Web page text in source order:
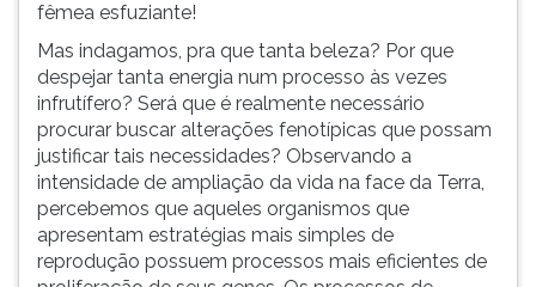
fêmea esfuziante!
Mas indagamos, pra que tanta beleza? Por que
despejar tanta energia num processo às vezes
infrutífero? Será que é realmente necessário
procurar buscar alterações fenotípicas que possam
justificar tais necessidades? Observando a
intensidade de ampliação da vida na face da Terra,
percebemos que aqueles organismos que
apresentam estratégias mais simples de
reprodução possuem processos mais eficientes de